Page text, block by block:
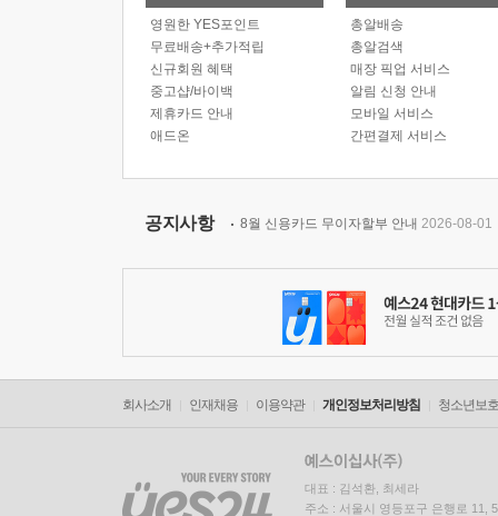
영원한 YES포인트
무료배송+추가적립
신규회원 혜택
중고샵/바이백
제휴카드 안내
애드온
총알배송
총알검색
매장 픽업 서비스
알림 신청 안내
모바일 서비스
간편결제 서비스
공지사항 8월 신용카드 무이자할부 안내 2026-08-01
회사소개 인재채용 이용약관 개인정보처리방침 청소년보
대표 : 김석환, 최세라
주소 : 서울시 영등포구 은행로 11,